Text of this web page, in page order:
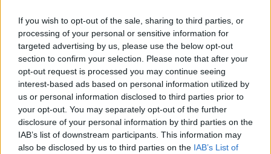
If you wish to opt-out of the sale, sharing to third parties, or
processing of your personal or sensitive information for
targeted advertising by us, please use the below opt-out
section to confirm your selection. Please note that after your
opt-out request is processed you may continue seeing
interest-based ads based on personal information utilized by
us or personal information disclosed to third parties prior to
your opt-out. You may separately opt-out of the further
disclosure of your personal information by third parties on the
IAB’s list of downstream participants. This information may
also be disclosed by us to third parties on the IAB’s List of
stavby. Múry so stierkou sú naozaj rovné a presné. Pri
usadzovaní nábytku a kuchyne sme nemali jediný
problém. To nám ušetrilo čas, nervy a aj náklady. Stierka
je aj relatívne odolná proti poškodeniu. Niekoľkokrát sa
nám podarilo naraziť alebo buchnúť do steny a nikdy sa
povrch nepoškodil,“opisuje skúsenosti majiteľ.